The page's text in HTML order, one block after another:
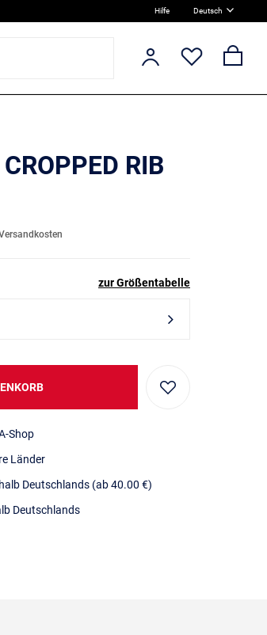
Hilfe Deutsch
RIB
zur Größentabelle
Shop
Länder
Deutschlands (ab 40.00 €)
Deutschlands